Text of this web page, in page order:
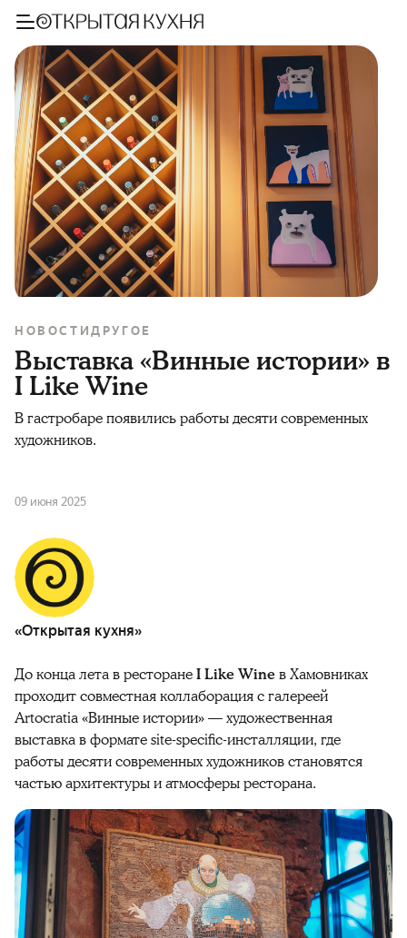
НОВОСТИДРУГОЕ
Выставка «Винные истории» в
I Like Wine
В гастробаре появились работы десяти современных
художников.
09 июня 2025
«Открытая кухня»
До конца лета в ресторанеI Like Wine в Хамовниках
проходит совместная коллаборация с галереей
Artocratia «Винные истории» — художественная
выставка в формате site-specific-инсталляции, где
работы десяти современных художников становятся
частью архитектуры и атмосферы ресторана.